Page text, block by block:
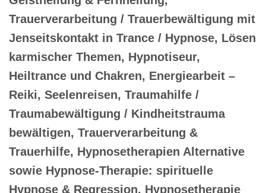
Trauerverarbeitung / Trauerbewältigung mit
Jenseitskontakt in Trance / Hypnose, Lösen
karmischer Themen, Hypnotiseur,
Heiltrance und Chakren, Energiearbeit –
Reiki, Seelenreisen, Traumahilfe /
Traumabewältigung / Kindheitstrauma
bewältigen, Trauerverarbeitung &
Trauerhilfe, Hypnosetherapien Alternative
sowie Hypnose-Therapie: spirituelle
Hypnose & Regression, Hypnosetherapie